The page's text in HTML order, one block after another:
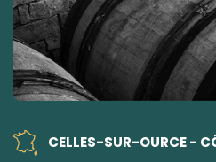
CELLES-SUR-OURCE -